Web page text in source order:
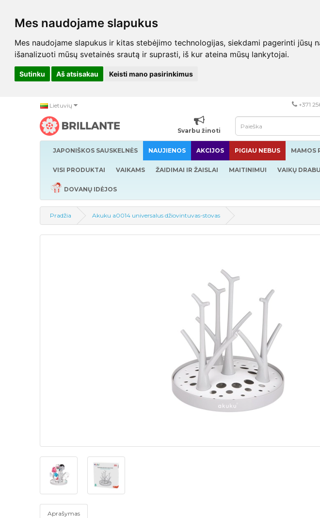
Mes naudojame slapukus
Mes naudojame slapukus ir kitas stebėjimo technologijas, siekdami pagerinti
išanalizuoti mūsų svetainės srautą ir suprasti, iš kur ateina mūsų lankytojai.
Sutinku Aš atsisakau Keisti mano pasirinkimus
Lietuvių +371
Svarbu žinoti
JAPONIŠKOS SAUSKELNĖS NAUJIENOS AKCIJOS PIGIAU NEBUS MAMOS
VISI PRODUKTAI VAIKAMS ŽAIDIMAI IR ŽAISLAI MAITINIMUI VAIKŲ
DOVANŲ IDĖJOS
Pradžia Akuku a0014 universalus džiovintuvas-stovas
Aprašymas